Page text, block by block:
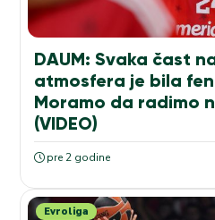
DAUM: Svaka čast
atmosfera je bila
Moramo da radimo
(VIDEO)
pre 2 godine
Evroliga